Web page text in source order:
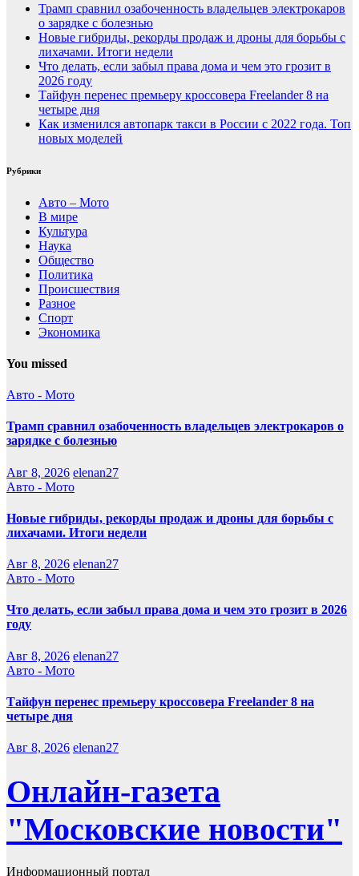
Трамп сравнил озабоченность владельцев электрокаров
о зарядке с болезнью
Новые гибриды, рекорды продаж и дроны для борьбы с
лихачами. Итоги недели
Что делать, если забыл права дома и чем это грозит в
2026 году
Тайфун перенес премьеру кроссовера Freelander 8 на
четыре дня
Как изменился автопарк такси в России с 2022 года. Топ
новых моделей
Рубрики
Авто – Мото
В мире
Культура
Наука
Общество
Политика
Происшествия
Разное
Спорт
Экономика
You missed
Авто - Мото
Трамп сравнил озабоченность владельцев электрокаров о
зарядке с болезнью
Авг 8, 2026 elenan27
Авто - Мото
Новые гибриды, рекорды продаж и дроны для борьбы с
лихачами. Итоги недели
Авг 8, 2026 elenan27
Авто - Мото
Что делать, если забыл права дома и чем это грозит в 2026
году
Авг 8, 2026 elenan27
Авто - Мото
Тайфун перенес премьеру кроссовера Freelander 8 на
четыре дня
Авг 8, 2026 elenan27
Онлайн-газета
"Московские новости"
Информационный портал